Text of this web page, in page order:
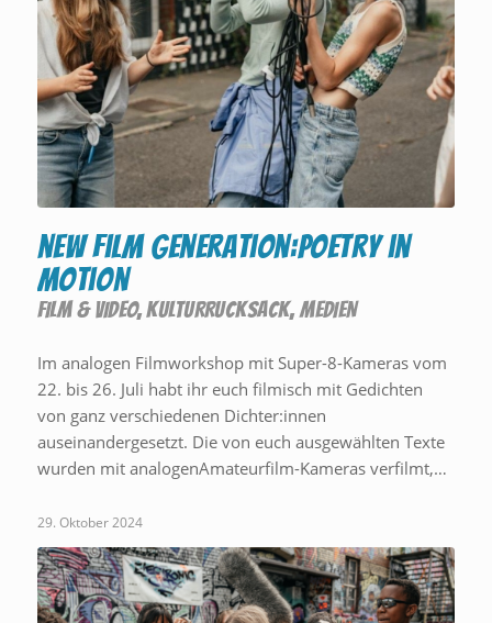
new film generation:poetry in
motion
FILM & VIDEO,KULTURRUCKSACK,MEDIEN
Im analogen Filmworkshop mit Super-8-Kameras vom
22. bis 26. Juli habt ihr euch filmisch mit Gedichten
von ganz verschiedenen Dichter:innen
auseinandergesetzt. Die von euch ausgewählten Texte
wurden mit analogenAmateurfilm-Kameras verfilmt,…
29. Oktober 2024